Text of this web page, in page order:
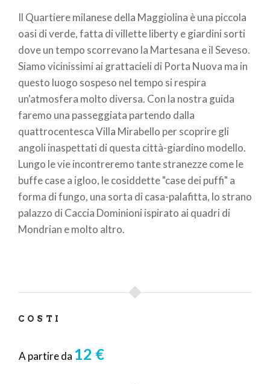
pane
Il Quartiere milanese della Maggiolina è una piccola
oasi di verde, fatta di villette liberty e giardini sorti
dove un tempo scorrevano la Martesana e il Seveso.
Siamo vicinissimi ai grattacieli di Porta Nuova ma in
questo luogo sospeso nel tempo si respira
un'atmosfera molto diversa. Con la nostra guida
faremo una passeggiata partendo dalla
quattrocentesca Villa Mirabello per scoprire gli
angoli inaspettati di questa città-giardino modello.
Lungo le vie incontreremo tante stranezze come le
buffe case a igloo, le cosiddette "case dei puffi" a
forma di fungo, una sorta di casa-palafitta, lo strano
palazzo di Caccia Dominioni ispirato ai quadri di
Mondrian e molto altro.
COSTI
A partire da 12 €